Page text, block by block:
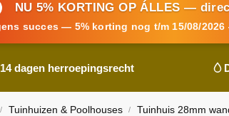
NU 5% KORTING OP ÁLLES —
succes — 5% korting nog t/m 15/08/
14 dagen herroepingsrecht
/ Tuinhuizen & Poolhouses / Tuinhuis 28mm